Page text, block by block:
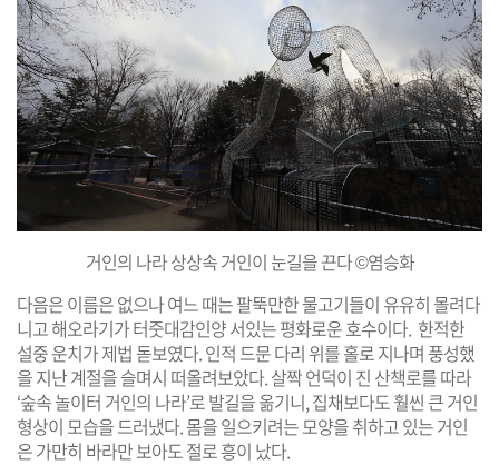
거인의 나라 상상속 거인이 눈길을 끈다 ©염승화
다음은 이름은 없으나 여느 때는 팔뚝만한 물고기들이 유유히 몰려다
니고 해오라기가 터줏대감인양 서있는 평화로운 호수이다. 한적한
설중 운치가 제법 돋보였다. 인적 드문 다리 위를 홀로 지나며 풍성했
을 지난 계절을 슬며시 떠올려보았다. 살짝 언덕이 진 산책로를 따라
‘숲속 놀이터 거인의 나라’로 발길을 옮기니, 집채보다도 훨씬 큰 거인
형상이 모습을 드러냈다. 몸을 일으키려는 모양을 취하고 있는 거인
은 가만히 바라만 보아도 절로 흥이 났다.